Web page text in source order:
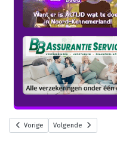
Vorige Volgende